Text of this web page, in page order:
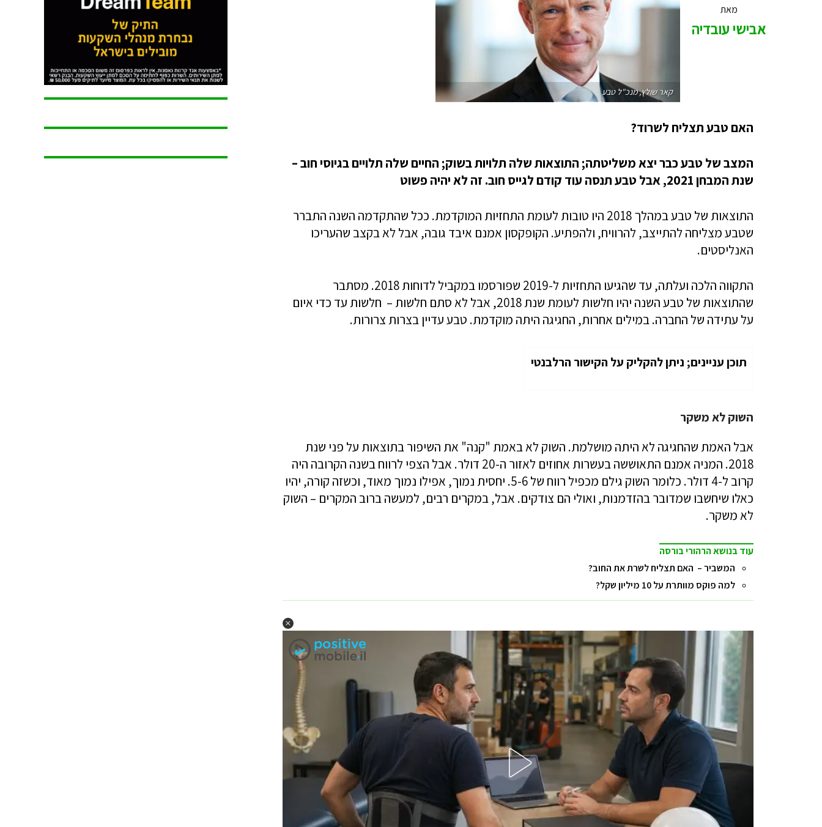
מאת
אבישי עובדיה
קאר שולץ, מנכ"ל טבע
האם טבע תצליח לשרוד?
המצב של טבע כבר יצא משליטתה; התוצאות שלה תלויות בשוק; החיים שלה תלויים בגיוסי חוב –
שנת המבחן 2021, אבל טבע תנסה עוד קודם לגייס חוב. זה לא יהיה פשוט
התוצאות של טבע במהלך 2018 היו טובות לעומת התחזיות המוקדמת. ככל שהתקדמה השנה התברר
שטבע מצליחה להתייצב, להרוויח, ולהפתיע. הקופקסון אמנם איבד גובה, אבל לא בקצב שהעריכו
האנליסטים.
התקווה הלכה ועלתה, עד שהגיעו התחזיות ל-2019 שפורסמו במקביל לדוחות 2018. מסתבר
שהתוצאות של טבע השנה יהיו חלשות לעומת שנת 2018, אבל לא סתם חלשות – חלשות עד כדי איום
על עתידה של החברה. במילים אחרות, החגיגה היתה מוקדמת. טבע עדיין בצרות צרורות.
תוכן עניינים; ניתן להקליק על הקישור הרלבנטי
השוק לא משקר
אבל האמת שהחגיגה לא היתה מושלמת. השוק לא באמת "קנה" את השיפור בתוצאות על פני שנת
2018. המניה אמנם התאוששה בעשרות אחוזים לאזור ה-20 דולר. אבל הצפי לרווח בשנה הקרובה היה
קרוב ל-4 דולר. כלומר השוק גילם מכפיל רווח של 5-6. יחסית נמוך, אפילו נמוך מאוד, וכשזה קורה, יהיו
כאלו שיחשבו שמדובר בהזדמנות, ואולי הם צודקים. אבל, במקרים רבים, למעשה ברוב המקרים – השוק
לא משקר.
עוד בנושא הרהורי בורסה
המשביר – האם תצליח לשרת את החוב?
למה פוקס מוותרת על 10 מיליון שקל?